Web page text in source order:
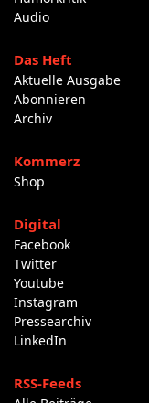
Audio
Das Heft
Aktuelle Ausgabe
Abonnieren
Archiv
Kommerz
Shop
Digital
Facebook
Twitter
Youtube
Instagram
Pressearchiv
LinkedIn
RSS-Feeds